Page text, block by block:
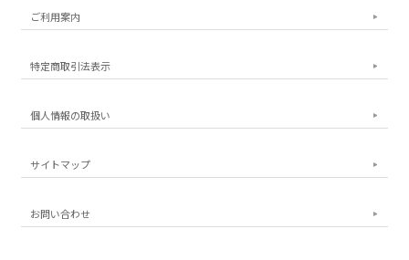
ご利用案内
特定商取引法表示
個人情報の取扱い
サイトマップ
お問い合わせ